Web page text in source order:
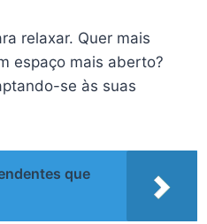
relaxar. Quer mais
espaço mais aberto?
se às suas
que